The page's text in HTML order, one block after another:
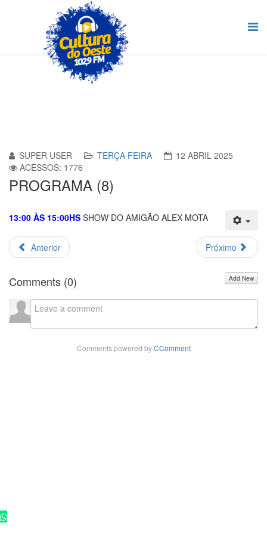
SUPER USER TERÇA FEIRA
12 ABRIL 2025
ACESSOS: 1776
PROGRAMA (8)
13:00 ÀS 15:00HS SHOW DO AMIGÃO ALEX MOTA
Anterior Próximo
Comments (0) Add New
Comments powered byCComment